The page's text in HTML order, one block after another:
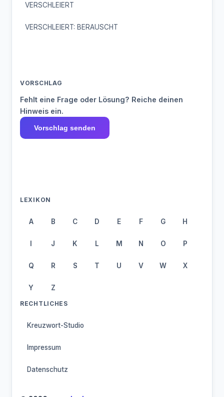
VERSCHLEIERT
VERSCHLEIERT: BERAUSCHT
VORSCHLAG
Fehlt eine Frage oder Lösung? Reiche deinen
Hinweis ein.
Vorschlag senden
LEXIKON
A B C D E F G H
I J K L M N O P
Q R S T U V W X
Y Z
RECHTLICHES
Kreuzwort-Studio
Impressum
Datenschutz